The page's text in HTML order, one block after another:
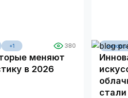
+1 380
меняют
в 2026